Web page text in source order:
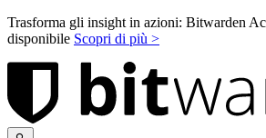
Trasforma gli insight in azioni: Bitwarden
disponibile Scopri di più >